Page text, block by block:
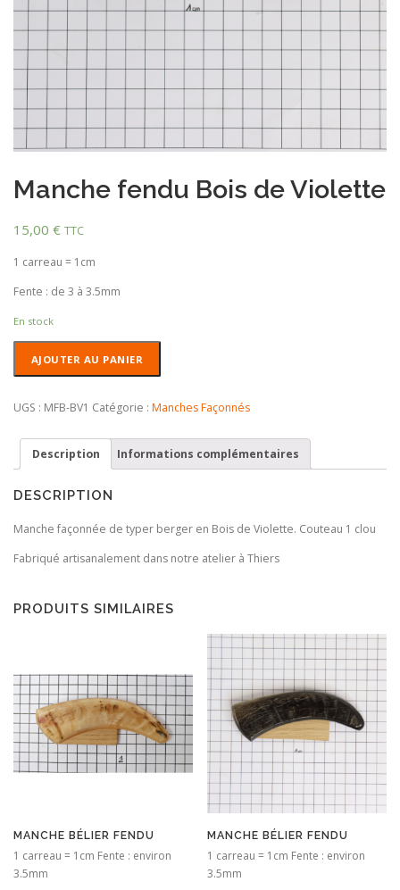
Manche fendu Bois de Violette
15,00 € TTC
1 carreau = 1cm
Fente : de 3 à 3.5mm
En stock
fendu
de
Violette
AJOUTER AU PANIER
UGS : MFB-BV1 Catégorie : Manches Façonnés
Description Informations complémentaires
DESCRIPTION
Manche façonnée de typer berger en Bois de Violette. Couteau 1 clou
Fabriqué artisanalement dans notre atelier à Thiers
PRODUITS SIMILAIRES
MANCHE BÉLIER FENDU
1 carreau = 1cm Fente : environ
3.5mm
MANCHE BÉLIER FENDU
1 carreau = 1cm Fente : environ
3.5mm